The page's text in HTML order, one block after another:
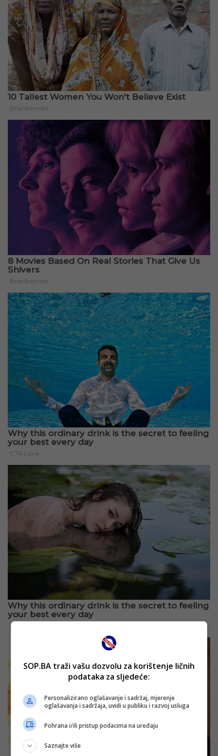
SOP.BA traži vašu dozvolu za korištenje ličnih
podataka za sljedeće:
Personalizirano oglašavanje i sadržaj, mjerenje
oglašavanja i sadržaja, uvidi u publiku i razvoj usluga
Pohrana i/ili pristup podacima na uređaju
Saznajte više